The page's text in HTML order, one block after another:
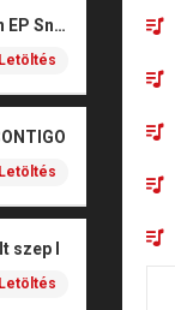
Kharagoz- Két végén EP Snitt
Letöltés
Letöltés
szep I
Letöltés